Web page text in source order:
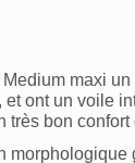
maxi
et ont un voile
très bon